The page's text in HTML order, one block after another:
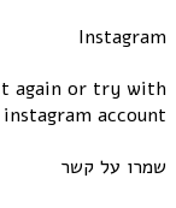
Instagram
again or try with
account.
שמרו על קשר